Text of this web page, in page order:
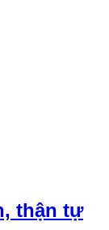
thận tự